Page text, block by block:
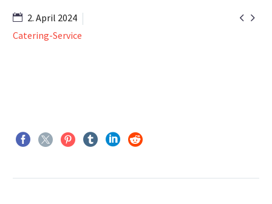
 
2. April 2024
Catering-Service